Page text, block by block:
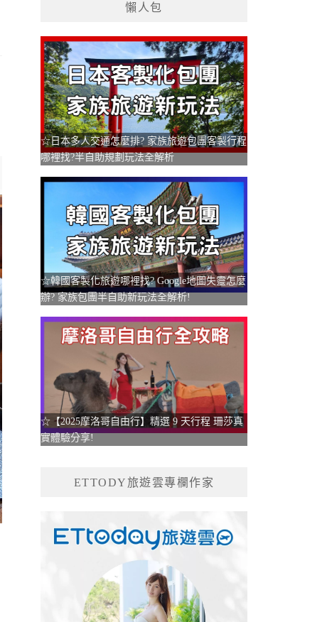
懶人包
☆日本多人交通怎麼排? 家族旅遊包團客製行程
哪裡找?半自助規劃玩法全解析
☆韓國客製化旅遊哪裡找? Google地圖失靈怎麼
辦? 家族包團半自助新玩法全解析!
☆【2025摩洛哥自由行】精選 9 天行程 珊莎真
實體驗分享!
ETTODY旅遊雲專欄作家